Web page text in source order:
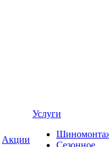
Акции
Услуги
Сезонное